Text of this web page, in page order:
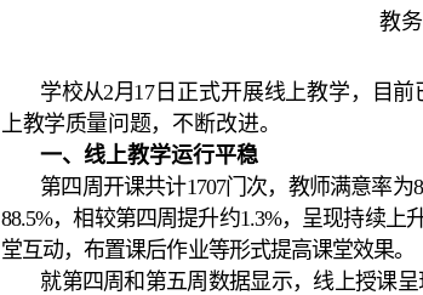
教
学校从2月17 日正式开展线上教学，目
上教学质量问题， 不断改进。
一、线上教学运行平稳
第四周开课共计1707门次，教师满意率为
88.5%，相较第四周提升约1.3%，呈现持续
堂互动，布置课后作业等形式提高课堂效果。
就第四周和第五周数据显示，线上授课